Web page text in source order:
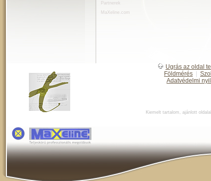
Partnerek
MaXeline.com
Ugrás az oldal
Földmérés
Adatvédelmi
Kiemelt tartalom, ajánlott